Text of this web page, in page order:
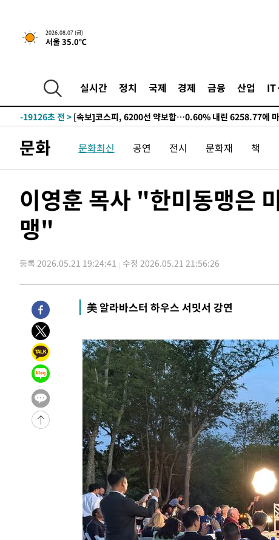
2026.08.07 (금)
서울 35.0℃
실시간 정치 국제 경제 금융 산업
갈 수도
-25024초 전 >낮 최고 37도 찜통더위…곳곳 소나기·강원 많은 비[내일날
-23330초 전 >SK하이닉스, 용인·청주 팹에 54조 투자…"AI 메모리 수요
-19439초 전 >
외국인 심판 성 접대 7경기 들여다보니…한국 축구 '5승 2
-19173초 전 >
-19126초 전 > [속보]코스피, 6200선 약보합…0.60% 내린 6258.77에
-18995초 전 >
[속보] 노원서 40.1도 관측…서울, 2018년 이후 첫 40도
-16085초 전 >[속보]종합특검, '계엄 수용공간 확보' 신용해 前교정본부
-14929초 전 >11시간 압수수색에 성접대 파문까지…'쑥대밭' 된 축구협회
-13951초 전 >
병태 후임
-10309초 전 >
-2794초 전 >[속보]'채상병 순직 책임' 임성근, 항소심도 징역 3년
-2660초 전 >[속보]종합특검, '관저이전 봐주기 감사' 유병호 구속기소
12분 전 >
민주 콩고 에볼라환자 4천명 돌파, 4053명 발생 1850명 사망
-27146초 전 >
-27110초 전 >
[속보]이 대통령, '호우피해' 안동·의성 관할 4개 면 특별
선포
-27073초 전 >
[단독]중수청 지원 검사들, 정원 초과 시 낮은 계급 임용…
갈 수도
-25044초 전 >
낮 최고 37도 찜통더위…곳곳 소나기·강원 많은 비[내일날
-23350초 전 >
SK하이닉스, 용인·청주 팹에 54조 투자…"AI 메모리 수요
응"
-20206초 전 >
여자배구 이재영·이다영 자매, 아제르바이잔 투란VC 입단
-19459초 전 >
외국인 심판 성 접대 7경기 들여다보니…한국 축구 '5승 2
[속보]코스닥, 2.86포인트(0.36%) 내린 798.81마감
[속보]코스피, 6200선 약보합…0.60% 내린 6258.77에
[속보]원·달러 환율, 7.7원 내린 1416.1원 마감
[속보] 노원서 40.1도 관측…서울, 2018년 이후 첫 40도
[속보]종합특검, '계엄 수용공간 확보' 신용해 前교정본부
외신들도 주목한 韓축구 파문…"국민적 공분에 수사 재개"
문화 문화최신 공연 전시 문화재 책
이영훈 목사 "한미동맹은
맹"
등록 2026.05.21 19:24:41 수정 2026.05.21 21:56:26
美 알라바스터 하우스 서밋서 강연